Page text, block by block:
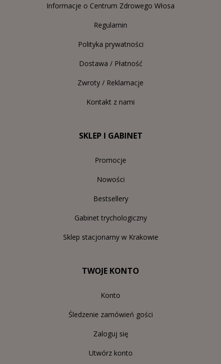
Informacje o Centrum Zdrowego Włosa
Regulamin
Polityka prywatności
Dostawa / Płatność
Zwroty / Reklamacje
Kontakt z nami
SKLEP I GABINET
Promocje
Nowości
Bestsellery
Gabinet trychologiczny
Sklep stacjonarny w Krakowie
TWOJE KONTO
Konto
Śledzenie zamówień gości
Zaloguj się
Utwórz konto